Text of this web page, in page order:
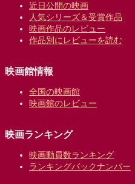
近日公開の映画
人気シリーズ＆受賞作品
映画作品のレビュー
作品別にレビューを読む
映画館情報
全国の映画館
映画館のレビュー
映画ランキング
映画動員数ランキング
ランキングバックナンバー